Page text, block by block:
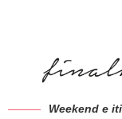
Weekend e